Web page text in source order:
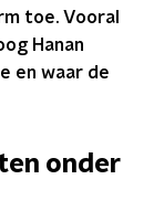
toe. Vooral
Hanan
en waar de
onder